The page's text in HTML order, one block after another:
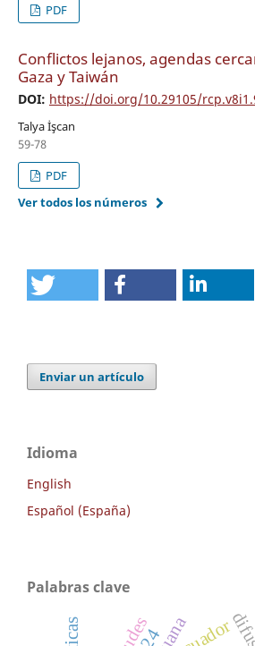
PDF
Conflictos lejanos, agendas
Gaza y Taiwán
DOI: https://doi.org/10.29105/
Talya İşcan
59-78
PDF
Ver todos los números
Enviar un artículo
Idioma
English
Español (España)
Palabras clave